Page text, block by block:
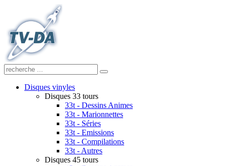
Disques vinyles
Disques 33 tours
33t - Dessins Animes
33t - Marionnettes
33t - Séries
33t - Emissions
33t - Compilations
33t - Autres
Disques 45 tours